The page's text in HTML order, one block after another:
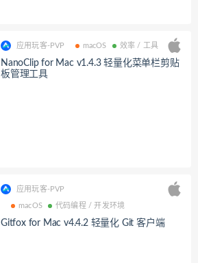
应用玩客-PVP macOS 效率 / 工具
NanoClip for Mac v1.4.3 轻量化菜单栏剪贴
板管理工具
应用玩客-PVP
macOS 代码编程 / 开发环境
Gitfox for Mac v4.4.2 轻量化 Git 客户端